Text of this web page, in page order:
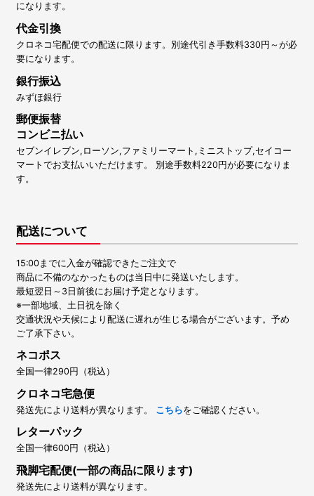
になります。
代金引換
クロネコ宅配便での配送に限ります。別途代引き手数料330円～が必
要になります。
銀行振込
みずほ銀行
郵便振替
コンビニ払い
セブンイレブン,ローソン,ファミリーマート,ミニストップ,セイコー
マートでお支払いいただけます。 別途手数料220円が必要になりま
す。
配送について
15:00までに入金が確認できたご注文で
商品に不備のなかったものは当日中に発送いたします。
最短翌日～3日前後にお届け予定となります。
※一部地域、土日祝を除く
交通状況や天候により配送に遅れが生じる場合がございます。予め
ご了承下さい。
ネコポス
全国一律290円（税込）
クロネコ宅急便
発送先により送料が異なります。 こちらをご確認ください。
レターパック
全国一律600円（税込）
飛脚宅配便(一部の商品に限ります)
発送先により送料が異なります。